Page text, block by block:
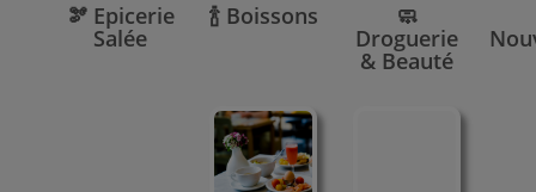
🫘 Epicerie
Salée
🍾 Boissons 🧼
Droguerie
& Beauté